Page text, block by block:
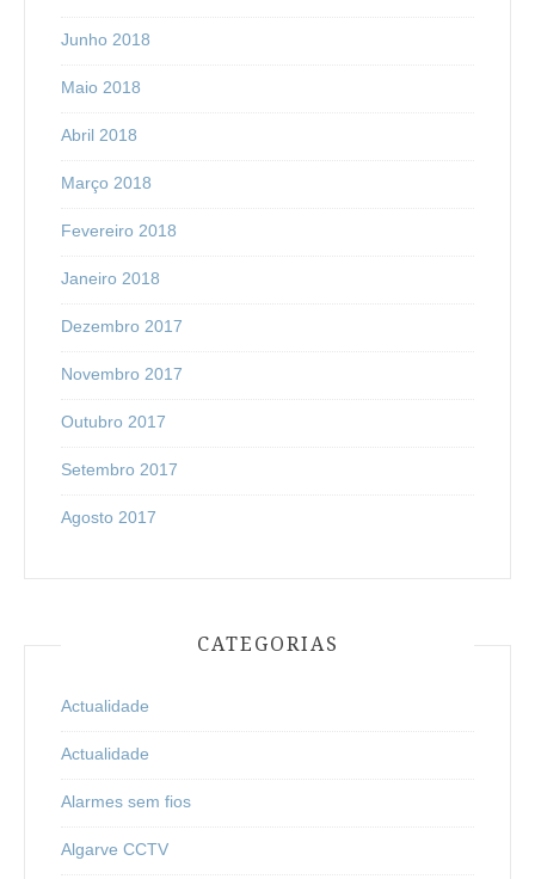
Junho 2018
Maio 2018
Abril 2018
Março 2018
Fevereiro 2018
Janeiro 2018
Dezembro 2017
Novembro 2017
Outubro 2017
Setembro 2017
Agosto 2017
CATEGORIAS
Actualidade
Actualidade
Alarmes sem fios
Algarve CCTV